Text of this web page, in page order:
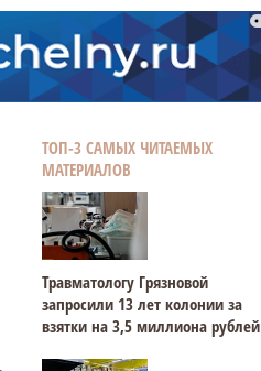
ТОП-3 САМЫХ ЧИТАЕМЫХ
МАТЕРИАЛОВ
Травматологу Грязновой
запросили 13 лет колонии за
взятки на 3,5 миллиона рублей